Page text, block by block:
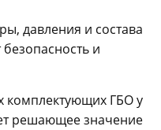
давления и состава
и
комплектующих ГБО у
решающее значение